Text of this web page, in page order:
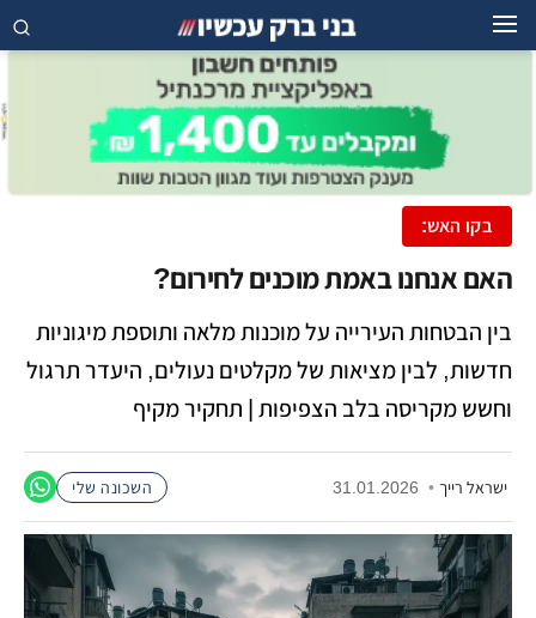
בקו האש:
האם אנחנו באמת מוכנים לחירום?
בין הבטחות העירייה על מוכנות מלאה ותוספת מיגוניות
חדשות, לבין מציאות של מקלטים נעולים, היעדר תרגול
וחשש מקריסה בלב הצפיפות | תחקיר מקיף
ישראל רייך •
31.01.2026 השכונה שלי